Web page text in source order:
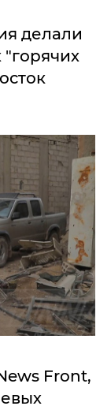
делали
Front,